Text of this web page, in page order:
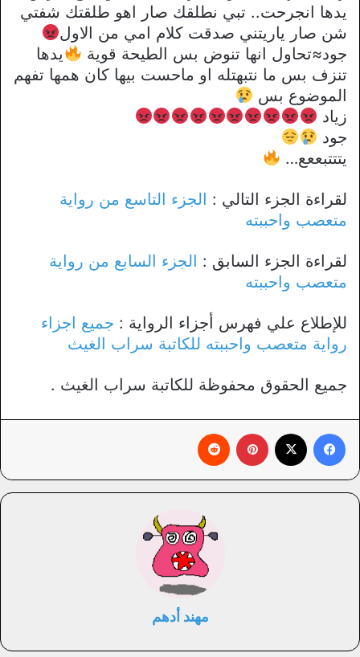
يدها انجرحت.. تبي نطلقك صار اهو طلقتك شفتي
شن صار ياريتني صدقت كلام امي من الاول
جود≈تحاول انها تنوض بس الطيحة قوية
يدها
تنزف بس ما نتبهتله او ماحست بيها كان همها تفهم
الموضوع بس
زياد
جود
يتتتبععع…
لقراءة الجزء التالي : الجزء التاسع من رواية
متعصب واحببته
لقراءة الجزء السابق : الجزء السابع من رواية
متعصب واحببته
للإطلاع علي فهرس أجزاء الرواية : جميع اجزاء
رواية متعصب واحببته للكاتبة سراب الغيث
جميع الحقوق محفوظة للكاتبة سراب الغيث .
مهند أدهم